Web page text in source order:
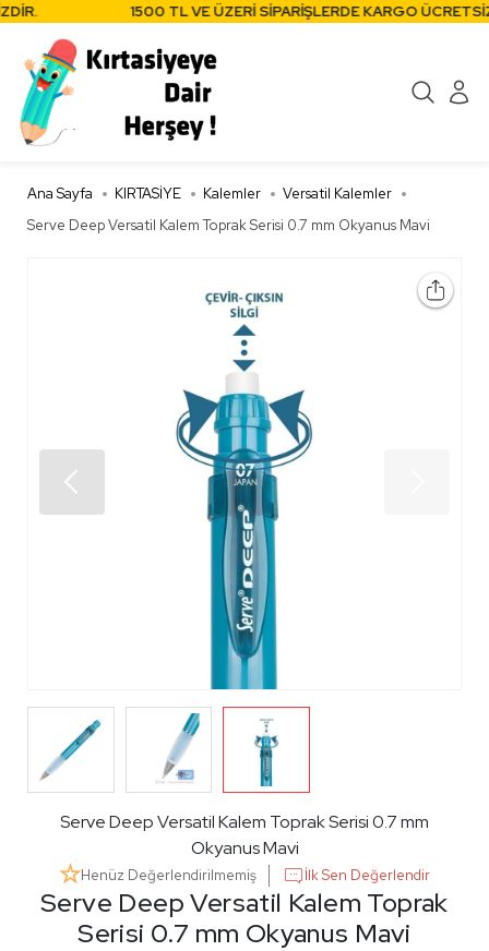
1500 TL VE ÜZERİ SİPARİŞLERDE KARGO
Ana Sayfa KIRTASİYE Kalemler
Versatil Kalemler
Serve Deep Versatil Kalem Toprak Serisi 0.7 mm Okyanus Mavi
Serve Deep Versatil Kalem Toprak
Serisi 0.7 mm Okyanus Mavi
Serve Deep Versatil Kalem Toprak Serisi 0.7 mm
Okyanus Mavi
Henüz Değerlendirilmemiş İlk Sen Değerlendir